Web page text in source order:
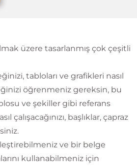
üzere tasarlanmış çok çeşitli
tabloları ve grafikleri nasıl
öğrenmeniz gereksin, bu
ve şekiller gibi referans
çalışacağınızı, başlıklar, çapraz
ve bir belge
kullanabilmeniz için